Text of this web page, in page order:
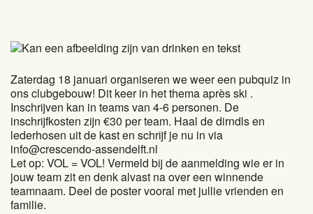
Zaterdag 18 januari organiseren we weer een pubquiz in
ons clubgebouw! Dit keer in het thema après ski .
Inschrijven kan in teams van 4-6 personen. De
inschrijfkosten zijn €30 per team. Haal de dirndls en
lederhosen uit de kast en schrijf je nu in via
info@crescendo-assendelft.nl
Let op: VOL = VOL! Vermeld bij de aanmelding wie er in
jouw team zit en denk alvast na over een winnende
teamnaam. Deel de poster vooral met jullie vrienden en
familie.